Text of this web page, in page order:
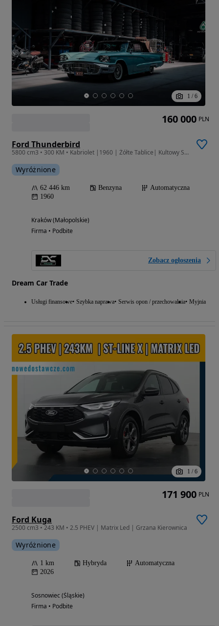
1 / 6
Ford Thunderbird
5800 cm3 • 300 KM • Kabriolet |1960 | Żółte Tablice| Kultowy Square Bird
Wyróżnione
62 446 km Benzyna
Automatyczna
1960
Kraków (Małopolskie)
Firma • Podbite
Zobacz ogłoszenia
Dream Car Trade
Usługi finansowe Szybka naprawa Serwis opon / przechowalnia Myjnia
160 000 PLN
1 / 6
Ford Kuga
2500 cm3 • 243 KM • 2.5 PHEV | Matrix Led | Grzana Kierownica
Wyróżnione
1 km Hybryda
Automatyczna
2026
Sosnowiec (Śląskie)
Firma • Podbite
171 900 PLN